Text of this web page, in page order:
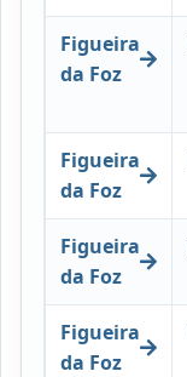
Figueira
da Foz
Figueira
da Foz
Figueira
da Foz
Figueira
da Foz